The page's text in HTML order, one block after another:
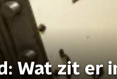
Wat zit er